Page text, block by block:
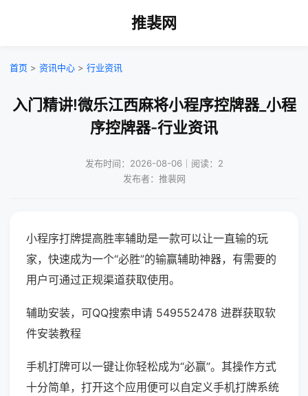
推裴网
首页 > 资讯中心 > 行业资讯
入门精讲!微乐江西麻将小程序控牌器_小程
序控牌器-行业资讯
发布时间：2026-08-06｜阅读：2
发布者：推裴网
小程序打牌提高胜率辅助是一款可以让一直输的玩
家，快速成为一个“必胜”的输赢辅助神器，有需要的
用户可通过正规渠道获取使用。
辅助安装，可QQ搜索申请 549552478 进群获取软
件安装教程
手机打牌可以一键让你轻松成为“必赢”。其操作方式
十分简单，打开这个应用便可以自定义手机打牌系统